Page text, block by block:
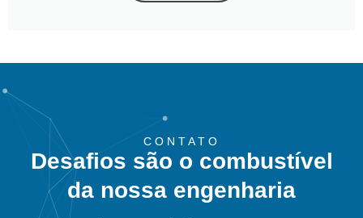
CONTATO
Desafios são o combustível
da nossa engenharia